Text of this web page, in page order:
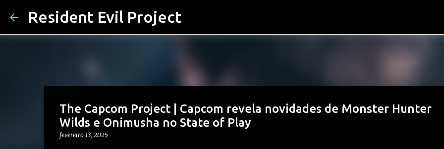
Resident Evil Project
The Capcom Project | Capcom revela novidades de Monster Hunter
Wilds e Onimusha no State of Play
fevereiro 13, 2025